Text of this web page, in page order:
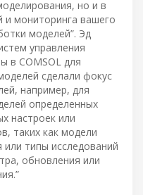
но и в
и мониторинга вашего
моделей”. Эд
управления
в COMSOL для
сделали фокус
например, для
определенных
настроек или
таких как модели
типы исследований
обновления или